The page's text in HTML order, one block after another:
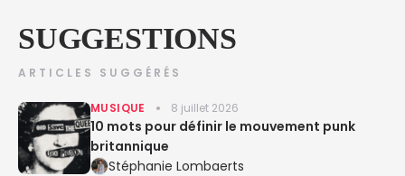
SUGGESTIONS
ARTICLES SUGGÉRÉS
MUSIQUE 8 juillet 2026
10 mots pour définir le mouvement punk
britannique
Stéphanie Lombaerts